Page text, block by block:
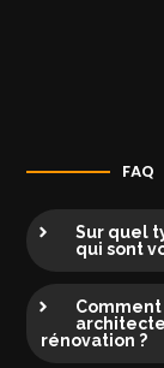
FAQ
Sur quel
qui sont
rénovation ?